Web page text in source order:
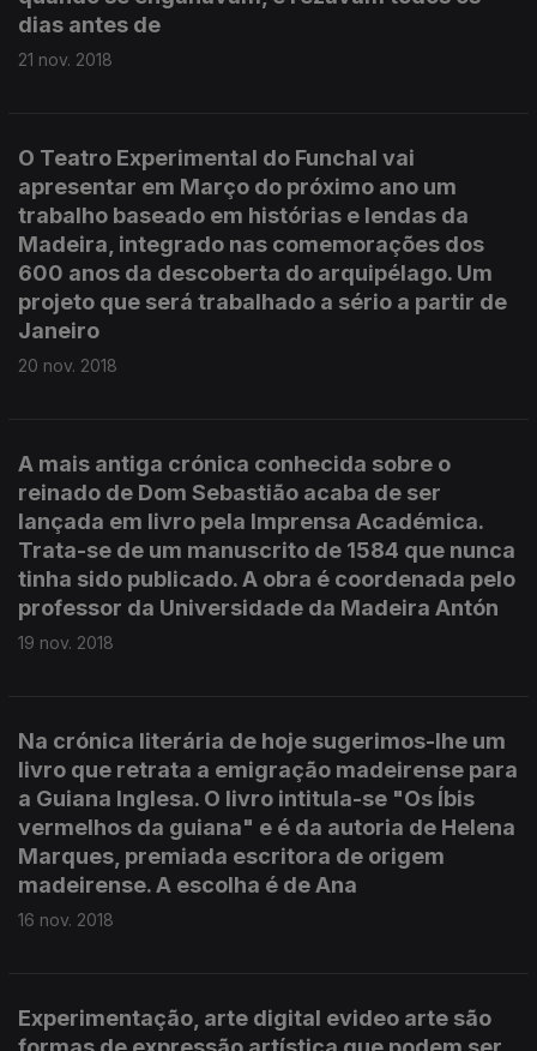
dias antes de
21 nov. 2018
O Teatro Experimental do Funchal vai
apresentar em Março do próximo ano um
trabalho baseado em histórias e lendas da
Madeira, integrado nas comemorações dos
600 anos da descoberta do arquipélago. Um
projeto que será trabalhado a sério a partir de
Janeiro
20 nov. 2018
A mais antiga crónica conhecida sobre o
reinado de Dom Sebastião acaba de ser
lançada em livro pela Imprensa Académica.
Trata-se de um manuscrito de 1584 que nunca
tinha sido publicado. A obra é coordenada pelo
professor da Universidade da Madeira Antón
19 nov. 2018
Na crónica literária de hoje sugerimos-lhe um
livro que retrata a emigração madeirense para
a Guiana Inglesa. O livro intitula-se "Os Íbis
vermelhos da guiana" e é da autoria de Helena
Marques, premiada escritora de origem
madeirense. A escolha é de Ana
16 nov. 2018
Experimentação, arte digital evideo arte são